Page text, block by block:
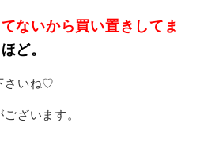
ないから買い置きしてま
ど。
さいね♡
ざいます。